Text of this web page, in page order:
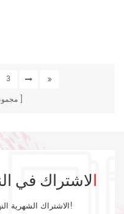
3
الاشتراك في
الاشتراك الشهرية النهوض والخروج منتج آخر الأخبار!